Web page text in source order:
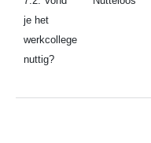
je het
werkcollege
nuttig?